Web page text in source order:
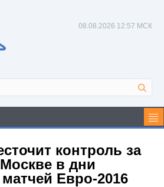
08.08.2026 12:57 МСК
контроль за
в дни
Евро-2016